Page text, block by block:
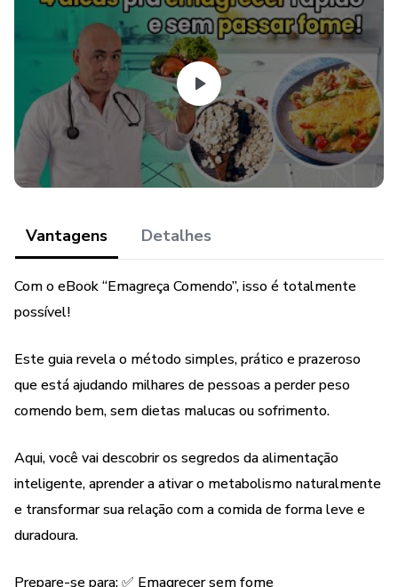
✅ Comer de tudo com equilíbrio
✅ Manter o corpo e a mente em harmonia
✅ Sentir-se mais leve, saudável e confiante
👉 Chegou a hora de provar que comer bem também
emagrece!
e viva sua melhor versão.
Vantagens Detalhes
Com o eBook “Emagreça Comendo”, isso é totalmente
possível!
Este guia revela o método simples, prático e prazeroso
que está ajudando milhares de pessoas a perder peso
comendo bem, sem dietas malucas ou sofrimento.
Aqui, você vai descobrir os segredos da alimentação
inteligente, aprender a ativar o metabolismo naturalmente
e transformar sua relação com a comida de forma leve e
duradoura.
Prepare-se para: ✅ Emagrecer sem fome